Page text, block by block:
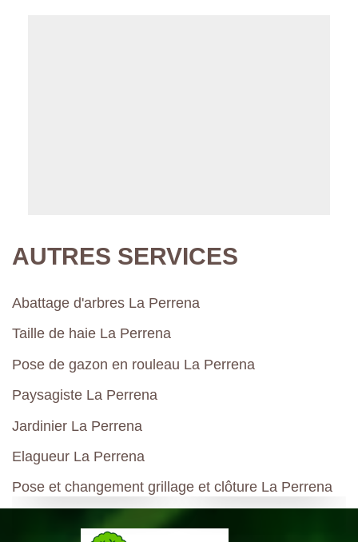
AUTRES SERVICES
Abattage d'arbres La Perrena
Taille de haie La Perrena
Pose de gazon en rouleau La Perrena
Paysagiste La Perrena
Jardinier La Perrena
Elagueur La Perrena
Pose et changement grillage et clôture La Perrena